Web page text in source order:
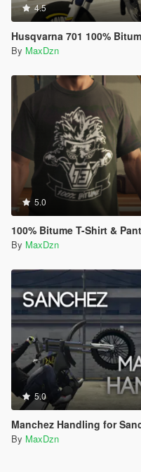
4.5
Husqvarna 701 100%
By MaxDzn
5.0
100% Bitume T-Shirt &
By MaxDzn
5.0
Manchez Handling for
By MaxDzn